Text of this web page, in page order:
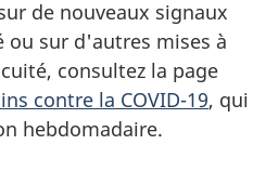
de nouveaux signaux
sur d'autres mises à
consultez la page
contre la COVID-19, qui
hebdomadaire.